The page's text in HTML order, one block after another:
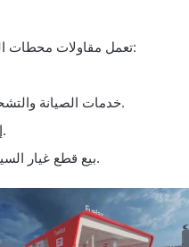
تعمل مقاولات محطات البترول على تقديم العديد من الخدمات، مثل:
خدمات الصيانة والتشحيم: بما في ذلك تغيير زيوت الديزل والوقود.
إصلاح الإطارات: توفير خدمات صيانة شاملة.
بيع قطع غيار السيارات: بالإضافة إلى مستودعات لقطع الغيار.